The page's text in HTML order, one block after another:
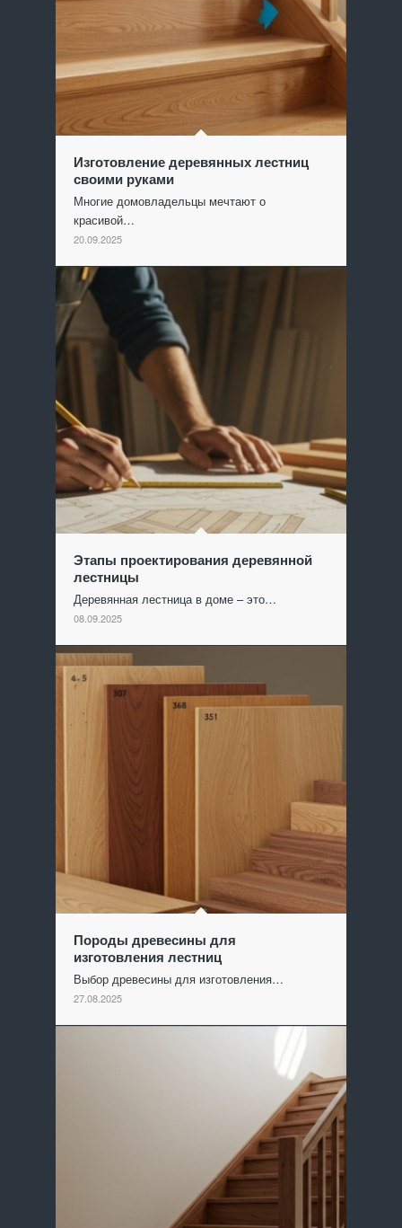
Изготовление деревянных лестниц
своими руками
Многие домовладельцы мечтают о
красивой…
20.09.2025
Этапы проектирования деревянной
лестницы
Деревянная лестница в доме – это…
08.09.2025
Породы древесины для
изготовления лестниц
Выбор древесины для изготовления…
27.08.2025